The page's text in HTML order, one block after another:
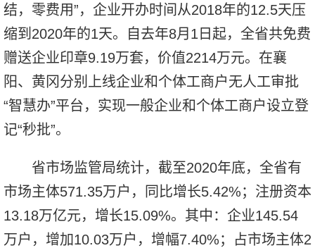
结，零费用”，企业开办时间从2018年的12.5天压
缩到2020年的1天。自去年8月1日起，全省共免费
赠送企业印章9.19万套，价值2214万元。在襄
阳、黄冈分别上线企业和个体工商户无人工审批
“智慧办”平台，实现一般企业和个体工商户设立登
记“秒批”。
省市场监管局统计，截至2020年底，全省有
市场主体571.35万户，同比增长5.42%；注册资本
13.18万亿元，增长15.09%。其中：企业145.54
万户，增加10.03万户，增幅7.40%；占市场主体2